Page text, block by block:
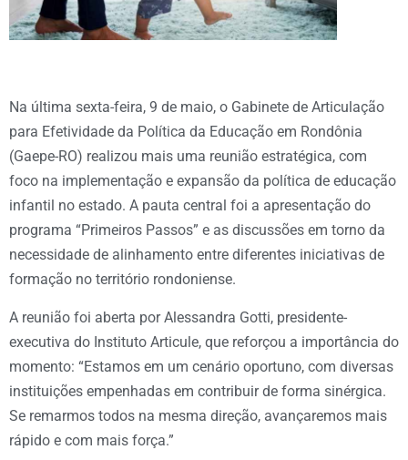
Na última sexta-feira, 9 de maio, o Gabinete de Articulação
para Efetividade da Política da Educação em Rondônia
(Gaepe-RO) realizou mais uma reunião estratégica, com
foco na implementação e expansão da política de educação
infantil no estado. A pauta central foi a apresentação do
programa “Primeiros Passos” e as discussões em torno da
necessidade de alinhamento entre diferentes iniciativas de
formação no território rondoniense.
A reunião foi aberta por Alessandra Gotti, presidente-
executiva do Instituto Articule, que reforçou a importância do
momento: “Estamos em um cenário oportuno, com diversas
instituições empenhadas em contribuir de forma sinérgica.
Se remarmos todos na mesma direção, avançaremos mais
rápido e com mais força.”